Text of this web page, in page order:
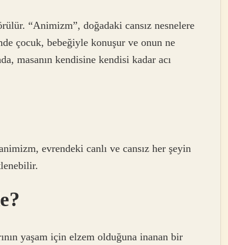
“Animizm”, doğadaki cansız nesnelere
çocuk, bebeğiyle konuşur ve onun ne
masanın kendisine kendisi kadar acı
evrendeki canlı ve cansız her şeyin
yaşam için elzem olduğuna inanan bir